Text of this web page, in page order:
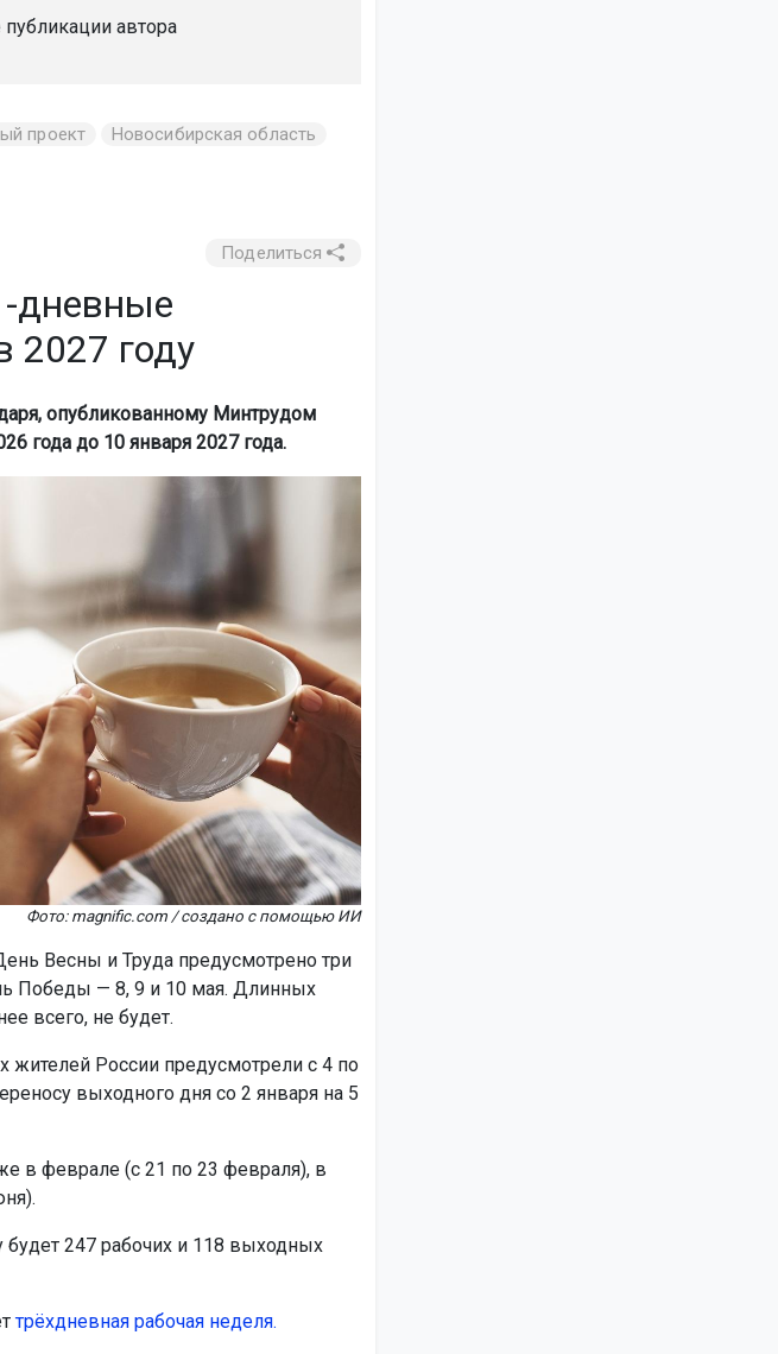
публикации автора
проект
Новосибирская область
Поделиться
дневные
2027 году
опубликованному Минтрудом
года до 10 января 2027 года.
Фото: magnific.com / создано с помощью ИИ
Весны и Труда предусмотрено три
Победы — 8, 9 и 10 мая. Длинных
всего, не будет.
жителей России предусмотрели с 4 по
выходного дня со 2 января на 5
в феврале (с 21 по 23 февраля), в
будет 247 рабочих и 118 выходных
трёхдневная рабочая неделя.